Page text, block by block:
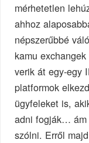
mérhetetlen
ahhoz
népszerűbbé
kamu
verik át egy-egy
platformok
ügyfeleket is,
adni fogják… ám
szólni. Erről